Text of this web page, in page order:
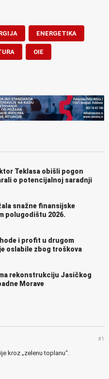
ENERGETIKA
OIE
Teklasa obišli pogon
o potencijalnoj saradnji
snažne finansijske
polugodištu 2026.
i profit u drugom
oslabile zbog troškova
rekonstrukciju Jasičkog
Morave
#1
kroz „zelenu toplanu“.